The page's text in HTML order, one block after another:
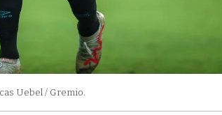
Uebel / Gremio.